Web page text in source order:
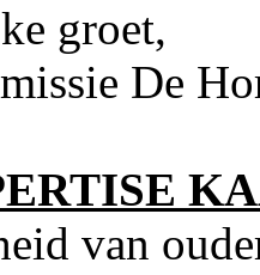
groet,
De
van